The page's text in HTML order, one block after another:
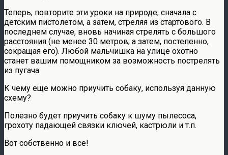
Теперь, повторите эти уроки на природе, сначала с
детским пистолетом, а затем, стреляя из стартового. В
последнем случае, вновь начиная стрелять с большого
расстояния (не менее 30 метров, а затем, постепенно,
сокращая его). Любой мальчишка на улице охотно
станет вашим помощником за возможность пострелять
из пугача.
К чему еще можно приучить собаку, используя данную
схему?
Полезно будет приучить собаку к шуму пылесоса,
грохоту падающей связки ключей, кастрюли и т.п.
Вот собственно и все!